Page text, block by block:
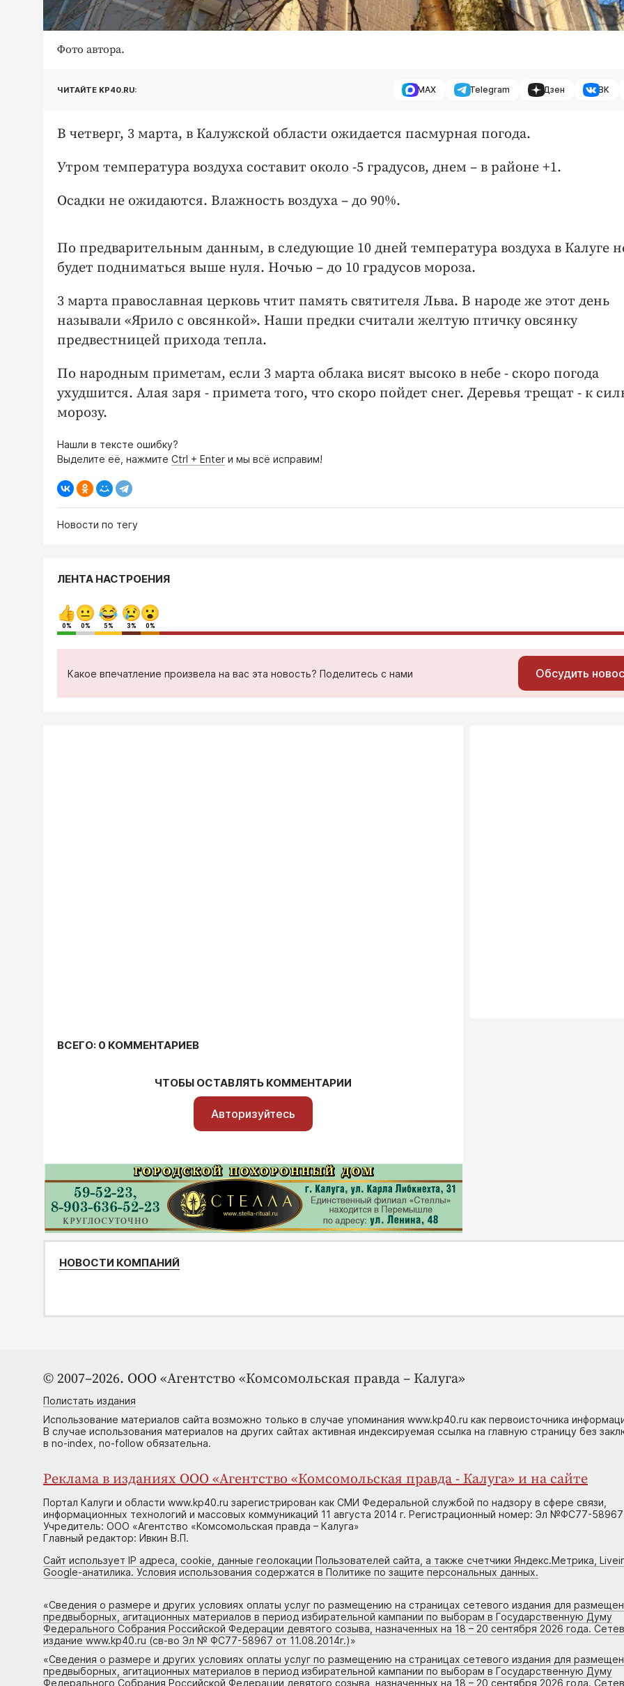
Фото автора.
ЧИТАЙТЕ KP40.RU: MAX Telegram Дзен ВК
В четверг, 3 марта, в Калужской области ожидается пасмурная погода.
Утром температура воздуха составит около -5 градусов, днем – в районе +1.
Осадки не ожидаются. Влажность воздуха – до 90%.
По предварительным данным, в следующие 10 дней температура воздуха в Калуге
будет подниматься выше нуля. Ночью – до 10 градусов мороза.
3 марта православная церковь чтит память святителя Льва. В народе же этот день
называли «Ярило с овсянкой». Наши предки считали желтую птичку овсянку
предвестницей прихода тепла.
По народным приметам, если 3 марта облака висят высоко в небе - скоро погода
ухудшится. Алая заря - примета того, что скоро пойдет снег. Деревья трещат - к
морозу.
Нашли в тексте ошибку?
Выделите её, нажмите Ctrl + Enter и мы всё исправим!
Новости по тегу
ЛЕНТА НАСТРОЕНИЯ
0% 0% 5% 3% 0%
Какое впечатление произвела на вас эта новость? Поделитесь с нами Обсудить
ВСЕГО: 0 КОММЕНТАРИЕВ
ЧТОБЫ ОСТАВЛЯТЬ КОММЕНТАРИИ
Авторизуйтесь
НОВОСТИ КОМПАНИЙ
© 2007–2026. ООО «Агентство «Комсомольская правда – Калуга»
Полистать издания
Использование материалов сайта возможно только в случае упоминания www.kp40.ru как первоисточника
В случае использования материалов на других сайтах активная индексируемая ссылка на главную страницу без
в no-index, no-follow обязательна.
Реклама в изданиях ООО «Агентство «Комсомольская правда - Калуга» и на сайте
Портал Калуги и области www.kp40.ru зарегистрирован как СМИ Федеральной службой по надзору в сфере связи,
информационных технологий и массовых коммуникаций 11 августа 2014 г. Регистрационный номер: Эл №ФС77-58967
Учредитель: ООО «Агентство «Комсомольская правда – Калуга»
Главный редактор: Ивкин В.П.
Сайт использует IP адреса, cookie, данные геолокации Пользователей сайта, а также счетчики Яндекс.Метрика,
Google-анатилика. Условия использования содержатся в Политике по защите персональных данных.
«Сведения о размере и других условиях оплаты услуг по размещению на страницах сетевого издания для
предвыборных, агитационных материалов в период избирательной кампании по выборам в Государственную Думу
Федерального Собрания Российской Федерации девятого созыва, назначенных на 18 – 20 сентября 2026 года.
издание www.kp40.ru (св-во Эл № ФС77-58967 от 11.08.2014г.)»
«Сведения о размере и других условиях оплаты услуг по размещению на страницах сетевого издания для
предвыборных, агитационных материалов в период избирательной кампании по выборам в Государственную Думу
Федерального Собрания Российской Федерации девятого созыва, назначенных на 18 – 20 сентября 2026 года.